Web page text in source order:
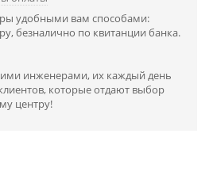
удобными вам способами:
безналично по квитанции банка.
инженерами, их каждый день
которые отдают выбор
центру!